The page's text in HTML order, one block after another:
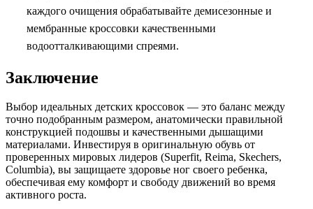
каждого очищения обрабатывайте демисезонные и
мембранные кроссовки качественными
водоотталкивающими спреями.
Заключение
Выбор идеальных детских кроссовок — это баланс между
точно подобранным размером, анатомически правильной
конструкцией подошвы и качественными дышащими
материалами. Инвестируя в оригинальную обувь от
проверенных мировых лидеров (Superfit, Reima, Skechers,
Columbia), вы защищаете здоровье ног своего ребенка,
обеспечивая ему комфорт и свободу движений во время
активного роста.